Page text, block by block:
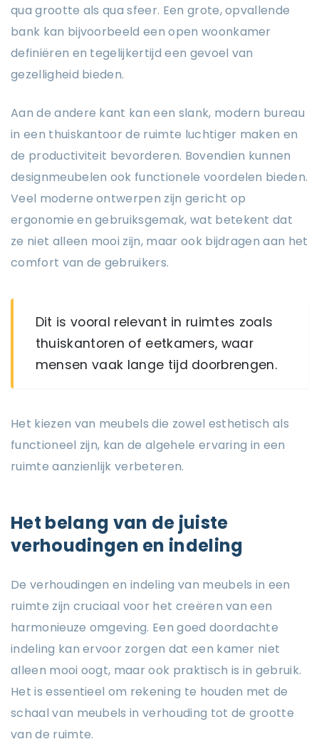
qua grootte als qua sfeer. Een grote, opvallende
bank kan bijvoorbeeld een open woonkamer
definiëren en tegelijkertijd een gevoel van
gezelligheid bieden.
Aan de andere kant kan een slank, modern bureau
in een thuiskantoor de ruimte luchtiger maken en
de productiviteit bevorderen. Bovendien kunnen
designmeubelen ook functionele voordelen bieden.
Veel moderne ontwerpen zijn gericht op
ergonomie en gebruiksgemak, wat betekent dat
ze niet alleen mooi zijn, maar ook bijdragen aan het
comfort van de gebruikers.
Dit is vooral relevant in ruimtes zoals
thuiskantoren of eetkamers, waar
mensen vaak lange tijd doorbrengen.
Het kiezen van meubels die zowel esthetisch als
functioneel zijn, kan de algehele ervaring in een
ruimte aanzienlijk verbeteren.
Het belang van de juiste
verhoudingen en indeling
De verhoudingen en indeling van meubels in een
ruimte zijn cruciaal voor het creëren van een
harmonieuze omgeving. Een goed doordachte
indeling kan ervoor zorgen dat een kamer niet
alleen mooi oogt, maar ook praktisch is in gebruik.
Het is essentieel om rekening te houden met de
schaal van meubels in verhouding tot de grootte
van de ruimte.